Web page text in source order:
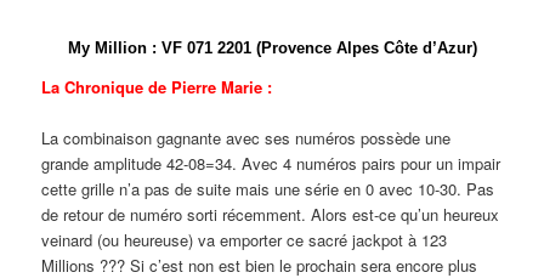
My Million: VF 071 2201 (Provence Alpes Côte d’Azur)
La Chronique de Pierre Marie :
La combinaison gagnante avec ses numéros possède une
grande amplitude 42-08=34. Avec 4 numéros pairs pour un impair
cette grille n’a pas de suite mais une série en 0 avec 10-30. Pas
de retour de numéro sorti récemment. Alors est-ce qu’un heureux
veinard (ou heureuse) va emporter ce sacré jackpot à 123
Millions ??? Si c’est non est bien le prochain sera encore plus